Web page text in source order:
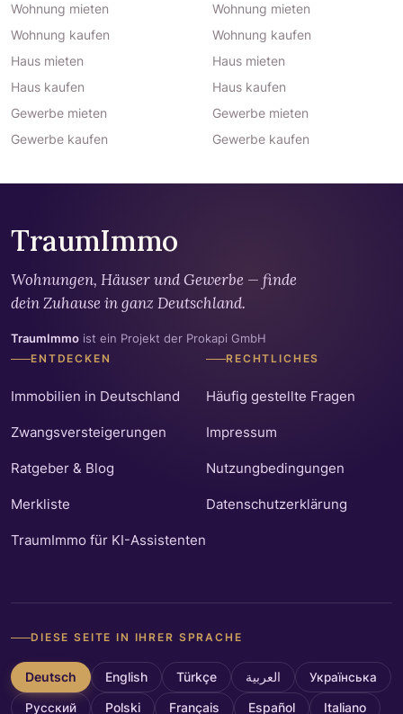
Wohnung mieten
Wohnung kaufen
Haus mieten
Haus kaufen
Gewerbe mieten
Gewerbe kaufen
Wohnung mieten
Wohnung kaufen
Haus mieten
Haus kaufen
Gewerbe mieten
Gewerbe kaufen
TraumImmo
Wohnungen, Häuser und Gewerbe — finde
dein Zuhause in ganz Deutschland.
TraumImmo ist ein Projekt der Prokapi GmbH
ENTDECKEN
Immobilien in Deutschland
Zwangsversteigerungen
Ratgeber & Blog
Merkliste
TraumImmo für KI-Assistenten
RECHTLICHES
Häufig gestellte Fragen
Impressum
Nutzungbedingungen
Datenschutzerklärung
DIESE SEITE IN IHRER SPRACHE
Deutsch English Türkçe العربية Українська
Русский Polski Français Español Italiano